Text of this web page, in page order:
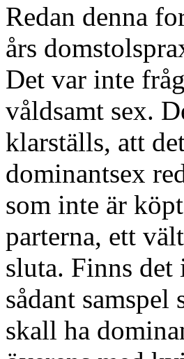
Redan denna
års
Det var inte
våldsamt sex.
klarställs, att
dominantsex
som inte är
parterna, ett
sluta. Finns det
sådant
skall ha